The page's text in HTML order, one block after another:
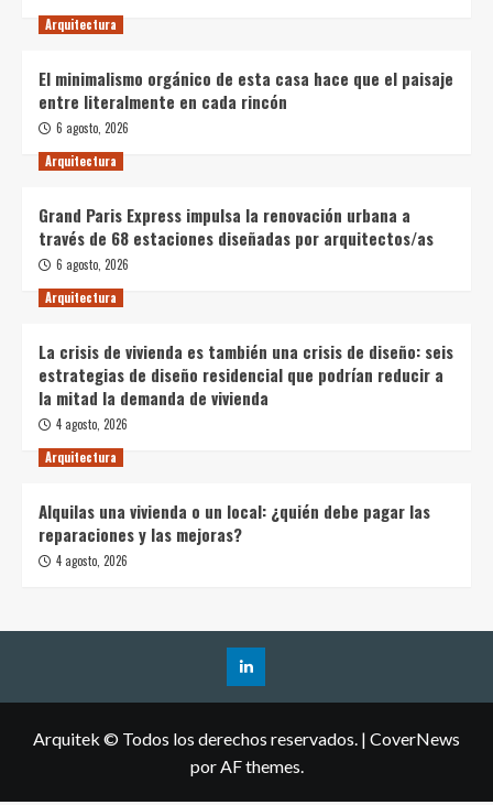
Arquitectura
El minimalismo orgánico de esta casa hace que el paisaje
entre literalmente en cada rincón
6 agosto, 2026
Arquitectura
Grand Paris Express impulsa la renovación urbana a
través de 68 estaciones diseñadas por arquitectos/as
6 agosto, 2026
Arquitectura
La crisis de vivienda es también una crisis de diseño: seis
estrategias de diseño residencial que podrían reducir a
la mitad la demanda de vivienda
4 agosto, 2026
Arquitectura
Alquilas una vivienda o un local: ¿quién debe pagar las
reparaciones y las mejoras?
4 agosto, 2026
Arquitek © Todos los derechos reservados. | CoverNews
por AF themes.